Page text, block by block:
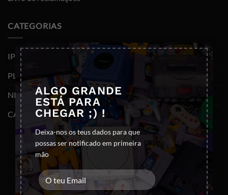
ALGO GRANDE
ESTÁ PARA
CHEGAR ;) !
Deixa-nos os teus dados para que
possas ser notificado em primeira
mão
×
CATEGORIAS
IPHONES (RECONDICIONADOS)
PLAYSTATION
NINTENDO SWITCH
CABOS E ADAPTADORES TYPE-C